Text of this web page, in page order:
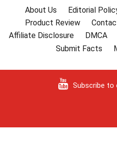
About Us Editorial
Product Review
Affiliate Disclosure
DMCA
Submit Facts
Subscribe to